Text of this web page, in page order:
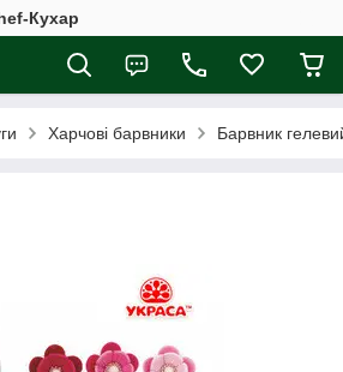
Кухар
Харчові барвники Барвник